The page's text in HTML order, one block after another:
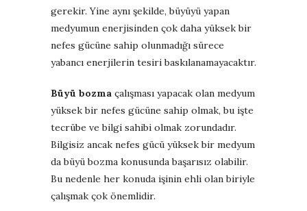
gerekir. Yine aynı şekilde, büyüyü yapan
medyumun enerjisinden çok daha yüksek bir
nefes gücüne sahip olunmadığı sürece
yabancı enerjilerin tesiri baskılanamayacaktır.
Büyü bozma çalışması yapacak olan medyum
yüksek bir nefes gücüne sahip olmak, bu işte
tecrübe ve bilgi sahibi olmak zorundadır.
Bilgisiz ancak nefes gücü yüksek bir medyum
da büyü bozma konusunda başarısız olabilir.
Bu nedenle her konuda işinin ehli olan biriyle
çalışmak çok önemlidir.